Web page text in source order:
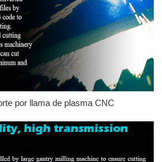
por llama de plasma CNC